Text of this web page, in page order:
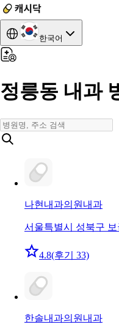
한국어
정릉동 내과
나현내과의원 내과
서울특별시 성북구
4.8(후기 33)
한솔내과의원 내과